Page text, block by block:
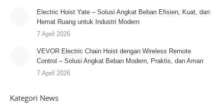
Electric Hoist Yate – Solusi Angkat Beban Efisien, Kuat, dan
Hemat Ruang untuk Industri Modern
7 April 2026
VEVOR Electric Chain Hoist dengan Wireless Remote
Control – Solusi Angkat Beban Modern, Praktis, dan Aman
7 April 2026
Kategori News